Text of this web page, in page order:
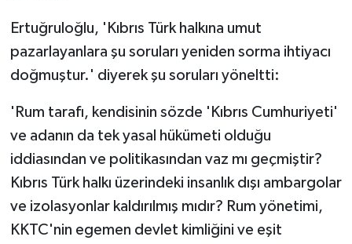
Ertuğruloğlu, 'Kıbrıs Türk halkına umut
pazarlayanlara şu soruları yeniden sorma ihtiyacı
doğmuştur.' diyerek şu soruları yöneltti:
'Rum tarafı, kendisinin sözde 'Kıbrıs Cumhuriyeti'
ve adanın da tek yasal hükümeti olduğu
iddiasından ve politikasından vaz mı geçmiştir?
Kıbrıs Türk halkı üzerindeki insanlık dışı ambargolar
ve izolasyonlar kaldırılmış mıdır? Rum yönetimi,
KKTC'nin egemen devlet kimliğini ve eşit